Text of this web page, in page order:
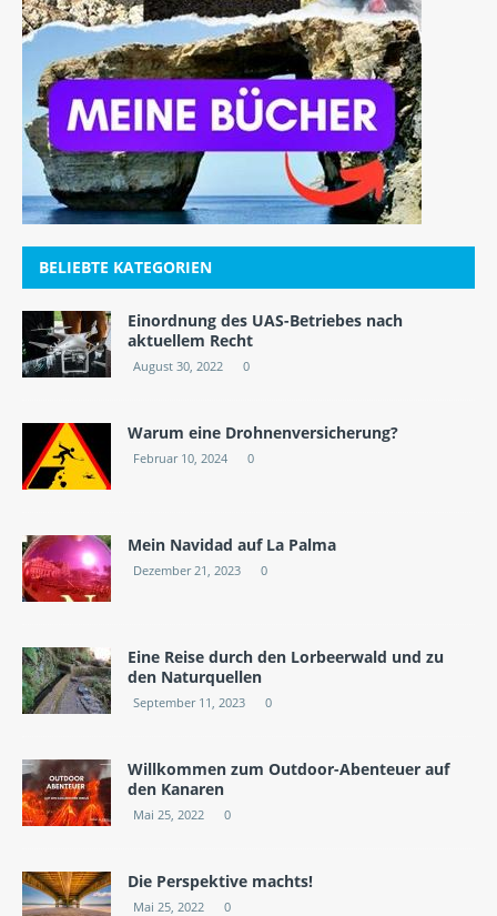
BELIEBTE KATEGORIEN
Einordnung des UAS-Betriebes nach
aktuellem Recht
August 30, 2022 0
Warum eine Drohnenversicherung?
Februar 10, 2024 0
Mein Navidad auf La Palma
Dezember 21, 2023 0
Eine Reise durch den Lorbeerwald und zu
den Naturquellen
September 11, 2023 0
Willkommen zum Outdoor-Abenteuer auf
den Kanaren
Mai 25, 2022 0
Die Perspektive machts!
Mai 25, 2022 0